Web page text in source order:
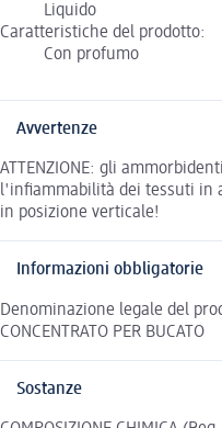
Liquido
Caratteristiche del prodotto:
Con profumo
Avvertenze
ATTENZIONE: gli
l'infiammabilità dei tessuti in
in posizione verticale!
Informazioni obbligatorie
Denominazione legale del
CONCENTRATO PER BUCATO
Sostanze